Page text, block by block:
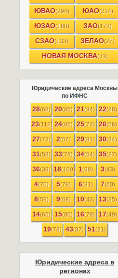
ЮВАО(294) ЮАО(214)
ЮЗАО(180) ЗАО(173)
СЗАО(133) ЗЕЛАО(27)
НОВАЯ МОСКВА(31)
Юридические адреса Москвы
по ИФНС
28(68) 20(85) 21(94) 22(88)
23(112) 24(85) 25(73) 26(56)
27(73) 2(57) 29(81) 30(34)
31(58) 33(79) 34(54) 35(27)
36(39) 18(100) 1(98) 3(43)
4(70) 5(79) 6(31) 7(60)
8(59) 9(68) 10(43) 13(35)
14(66) 15(80) 16(79) 17(49)
19(78) 43(87) 51(31)
Юридические адреса в
регионах